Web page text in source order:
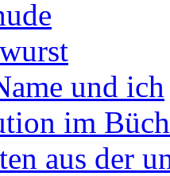
und ich
im
aus der